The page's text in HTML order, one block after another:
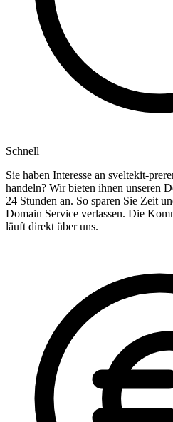
Schnell
Sie haben Interesse an sveltekit-
handeln? Wir bieten ihnen unseren
24 Stunden an. So sparen Sie Zeit
Domain Service verlassen. Die
läuft direkt über uns.